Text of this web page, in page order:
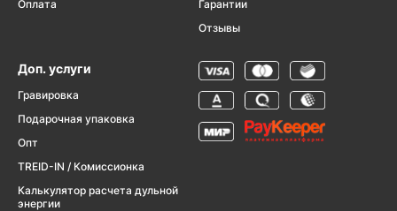
Оплата
Гарантии
Отзывы
Доп. услуги
Гравировка
Подарочная упаковка
Опт
TREID-IN / Комиссионка
Калькулятор расчета дульной
энергии